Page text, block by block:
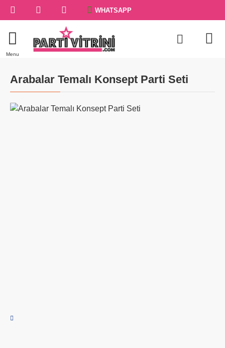
WHATSAPP
Arabalar Temalı Konsept Parti Seti